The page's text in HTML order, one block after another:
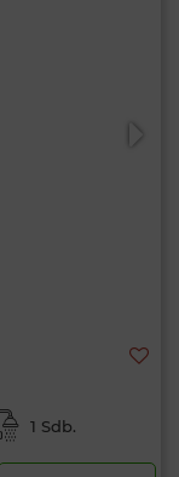
1 Sdb.